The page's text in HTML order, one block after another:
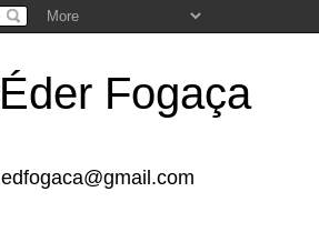
Éder Fogaça
edfogaca@gmail.com